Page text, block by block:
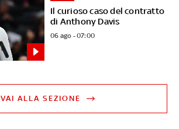
Il curioso caso del contratto
di Anthony Davis
06 ago - 07:00
VAI ALLA SEZIONE